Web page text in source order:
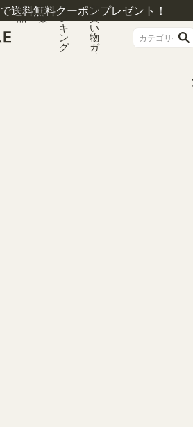
送料無料クーポンプレゼント！
商
品
特
集
ラ
ン
キ
ン
グ
お
買
い
物
ガ
イ
30cm 高さ180cm ナチュラルブラウン 本棚 ス
ダンパー ポルターレリビング POR-1830DNA